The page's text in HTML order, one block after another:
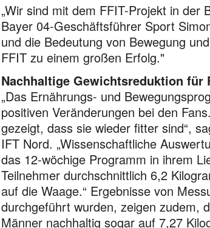
„Wir sind mit dem FFIT-Projekt in der
Bayer 04-Geschäftsführer Sport
und die Bedeutung von Bewegung
FFIT zu einem großen Erfolg."
Nachhaltige Gewichtsreduktion für
„Das Ernährungs- und
positiven Veränderungen bei den
gezeigt, dass sie wieder fitter sind“,
IFT Nord. „Wissenschaftliche
das 12-wöchige Programm in ihrem
Teilnehmer durchschnittlich 6,2
auf die Waage.“ Ergebnisse von
durchgeführt wurden, zeigen zudem,
Männer nachhaltig sogar auf 7,27